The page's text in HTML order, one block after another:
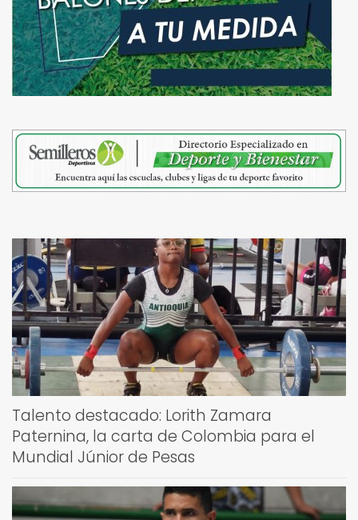
Talento destacado: Lorith Zamara
Paternina, la carta de Colombia para el
Mundial Júnior de Pesas